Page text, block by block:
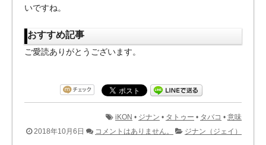
いですね。
おすすめ記事
ご愛読ありがとうございます。
iKON • ジナン • タトゥー • タバコ • 意味
2018年10月6日
コメントはありません。 ジナン（ジェイ）